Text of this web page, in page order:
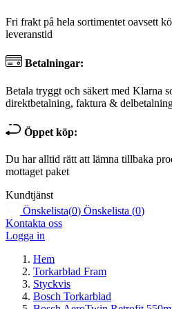
Fri frakt på hela sortimentet oavsett
leveranstid
Betalningar:
Betala tryggt och säkert med Klarna
direktbetalning, faktura &
Öppet köp:
Du har alltid rätt att lämna tillbaka
mottaget paket
Kundtjänst
Önskelista(0) Önskelista (0)
Kontakta oss
Logga in
Hem
Torkarblad Fram
Styckvis
Bosch Torkarblad